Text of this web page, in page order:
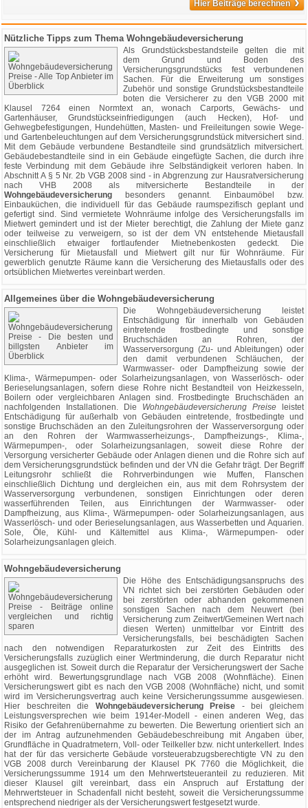
Hier Beiträge berechnen
Nützliche Tipps zum Thema Wohngebäudeversicherung
Als Grundstücksbestandsteile gelten die mit
dem Grund und Boden des
Versicherungsgrundstücks fest verbundenen
Sachen. Für die Erweiterung um sonstiges
Zubehör und sonstige Grundstücksbestandteile
boten die Versicherer zu den VGB 2000 mit
Klausel 7264 einen Normtext an, wonach Carports, Gewächs- und
Gartenhäuser, Grundstückseinfriedigungen (auch Hecken), Hof- und
Gehwegbefestigungen, Hundehütten, Masten- und Freileitungen sowie Wege-
und Gartenbeleuchtungen auf dem Versicherungsgrundstück mitversichert sind.
Mit dem Gebäude verbundene Bestandteile sind grundsätzlich mitversichert.
Gebäudebestandteile sind in ein Gebäude eingefügte Sachen, die durch ihre
feste Verbindung mit dem Gebäude ihre Selbständigkeit verloren haben. In
Abschnitt A § 5 Nr. 2b VGB 2008 sind - in Abgrenzung zur Hausratversicherung
nach VHB 2008 als mitversicherte Bestandteile in der
Wohngebäudeversicherung besonders genannt. Einbaumöbel bzw.
Einbauküchen, die individuell für das Gebäude raumspezifisch geplant und
gefertigt sind. Sind vermietete Wohnräume infolge des Versicherungsfalls im
Mietwert gemindert und ist der Mieter berechtigt, die Zahlung der Miete ganz
oder teilweise zu verweigern, so ist der dem VN entstehende Mietausfall
einschließlich etwaiger fortlaufender Mietnebenkosten gedeckt. Die
Versicherung für Mietausfall und Mietwert gilt nur für Wohnräume. Für
gewerblich genutzte Räume kann die Versicherung des Mietausfalls oder des
ortsüblichen Mietwertes vereinbart werden.
Allgemeines über die Wohngebäudeversicherung
Die Wohngebäudeversicherung leistet
Entschädigung für innerhalb von Gebäuden
eintretende frostbedingte und sonstige
Bruchschäden an Rohren, der
Wasserversorgung (Zu- und Ableitungen) oder
den damit verbundenen Schläuchen, der
Warmwasser- oder Dampfheizung sowie der
Klima-, Wärmepumpen- oder Solarheizungsanlagen, von Wasserlösch- oder
Berieselungsanlagen, sofern diese Rohre nicht Bestandteil von Heizkesseln,
Boilern oder vergleichbaren Anlagen sind. Frostbedingte Bruchschäden an
nachfolgenden Installationen. Die Wohngebäudeversicherung Preise leistet
Entschädigung für außerhalb von Gebäuden eintretende, frostbedingte und
sonstige Bruchschäden an den Zuleitungsrohren der Wasserversorgung oder
an den Rohren der Warmwasserheizungs-, Dampfheizungs-, Klima-,
Wärmepumpen-, oder Solarheizungsanlagen, soweit diese Rohre der
Versorgung versicherter Gebäude oder Anlagen dienen und die Rohre sich auf
dem Versicherungsgrundstück befinden und der VN die Gefahr trägt. Der Begriff
Leitungsrohr schließt die Rohrverbindungen wie Muffen, Flanschen
einschließlich Dichtung und dergleichen ein, aus mit dem Rohrsystem der
Wasserversorgung verbundenen, sonstigen Einrichtungen oder deren
wasserführenden Teilen, aus Einrichtungen der Warmwasser- oder
Dampfheizung, aus Klima-, Wärmepumpen- oder Solarheizungsanlagen, aus
Wasserlösch- und oder Berieselungsanlagen, aus Wasserbetten und Aquarien.
Sole, Öle, Kühl- und Kältemittel aus Klima-, Wärmepumpen- oder
Solarheizungsanlagen gleich.
Wohngebäudeversicherung
Die Höhe des Entschädigungsanspruchs des
VN richtet sich bei zerstörten Gebäuden oder
bei zerstörten oder abhanden gekommenen
sonstigen Sachen nach dem Neuwert (bei
Versicherung zum Zeitwert/Gemeinen Wert nach
diesen Werten) unmittelbar vor Eintritt des
Versicherungsfalls, bei beschädigten Sachen
nach den notwendigen Reparaturkosten zur Zeit des Eintritts des
Versicherungsfalls zuzüglich einer Wertminderung, die durch Reparatur nicht
ausgeglichen ist. Soweit durch die Reparatur der Versicherungswert der Sache
erhöht wird. Bewertungsgrundlage nach VGB 2008 (Wohnfläche). Einen
Versicherungswert gibt es nach den VGB 2008 (Wohnfläche) nicht, und somit
wird im Versicherungsvertrag auch keine Versicherungssumme ausgewiesen.
Hier beschreiten die Wohngebäudeversicherung Preise - bei gleichem
Leistungsversprechen wie beim 1914er-Modell - einen anderen Weg, das
Risiko der Gefahrenübernahme zu bewerten. Die Bewertung orientiert sich an
der im Antrag aufzunehmenden Gebäudebeschreibung mit Angaben über,
Grundfläche in Quadratmetern, Voll- oder Teilkeller bzw. nicht unterkellert. Indes
hat der für das versicherte Gebäude vorsteuerabzugsberechtigte VN zu den
VGB 2008 durch Vereinbarung der Klausel PK 7760 die Möglichkeit, die
Versicherungssumme 1914 um den Mehrwertsteueranteil zu reduzieren. Mit
dieser Klausel gilt vereinbart, dass ein Anspruch auf Erstattung der
Mehrwertsteuer in Schadenfall nicht besteht, soweit die Versicherungssumme
entsprechend niedriger als der Versicherungswert festgesetzt wurde.